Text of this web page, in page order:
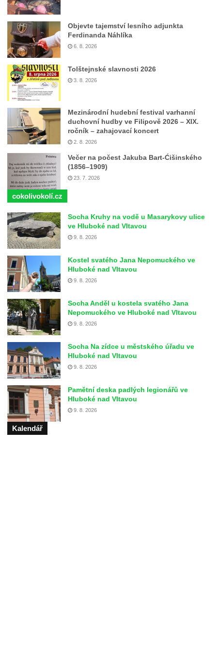
Objevte tajemství lesního adjunkta
Ferdinanda Náhlíka
6. 8. 2026
Tolštejnské slavnosti 2026
3. 8. 2026
Mezinárodní hudební festival varhanní
duchovní hudby ve Filipově 2026 – XIX.
ročník – zahajovací koncert
2. 8. 2026
Večer na počest Jakuba Bart-Ćišinského
(1856–1909)
23. 7. 2026
cokolivokolí.cz
Socha Kruhy na vodě u Masarykovy ulice
ve Hluboké nad Vltavou
9. 8. 2026
Kostel svatého Jana Nepomuckého ve
Hluboké nad Vltavou
9. 8. 2026
Socha Anděl u kostela svatého Jana
Nepomuckého ve Hluboké nad Vltavou
9. 8. 2026
Socha Na zídce u městského úřadu ve
Hluboké nad Vltavou
9. 8. 2026
Pamětní deska padlých legionářů ve
Hluboké nad Vltavou
9. 8. 2026
Kalendář